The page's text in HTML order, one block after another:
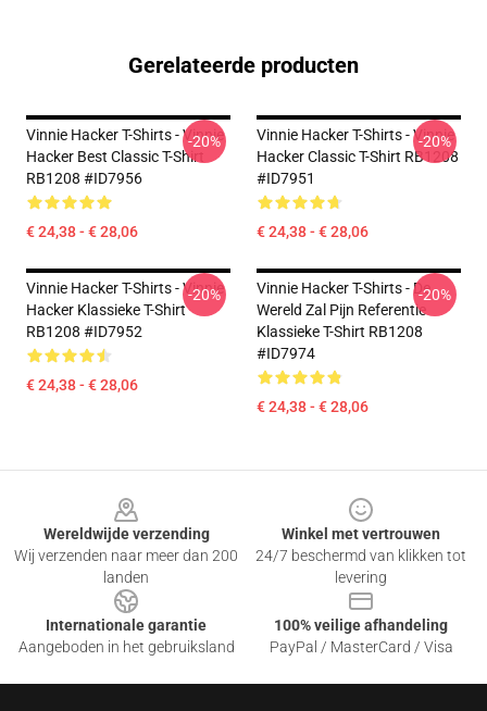
Gerelateerde producten
Vinnie Hacker T-Shirts - Vinnie
Hacker Best Classic T-Shirt
RB1208 #ID7956
€ 24,38 - € 28,06
-20%
Vinnie Hacker T-Shirts - Vinnie
Hacker Classic T-Shirt RB1208
#ID7951
€ 24,38 - € 28,06
-20%
Vinnie Hacker T-Shirts - Vinnie
Hacker Klassieke T-Shirt
RB1208 #ID7952
€ 24,38 - € 28,06
-20%
Vinnie Hacker T-Shirts - De
Wereld Zal Pijn Referentie
Klassieke T-Shirt RB1208
#ID7974
€ 24,38 - € 28,06
-20%
Wereldwijde verzending
Wij verzenden naar meer dan 200
landen
Winkel met vertrouwen
24/7 beschermd van klikken tot
levering
Internationale garantie
Aangeboden in het gebruiksland
100% veilige afhandeling
PayPal / MasterCard / Visa